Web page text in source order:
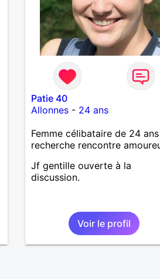
Patie 40
Allonnes - 24 ans
Femme célibataire de 24 ans
recherche rencontre
Jf gentille ouverte à la
discussion.
Voir le profil